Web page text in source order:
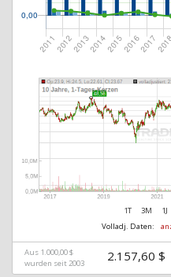
1T 3M 1J
Volladj. Daten:
Aus 1.000,00 $
wurden seit 2003
2.157,60 $